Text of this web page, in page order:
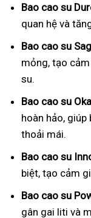
Bao cao su
quan hệ và
Bao cao su
mỏng, tạo
su.
Bao cao su
hoàn hảo,
thoải mái.
Bao cao su
biệt, tạo cảm
Bao cao su
gân gai liti và